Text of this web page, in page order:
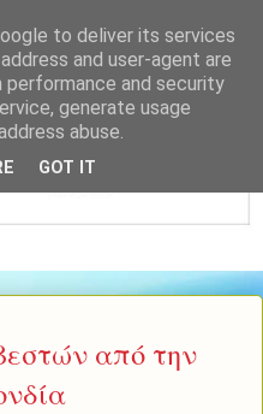
από την
to deliver its services
and user-agent are
performance and security
generate usage
abuse.
GOT IT